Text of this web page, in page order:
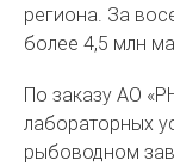
региона. За
более 4,5 млн
По заказу АО
лабораторных
рыбоводном